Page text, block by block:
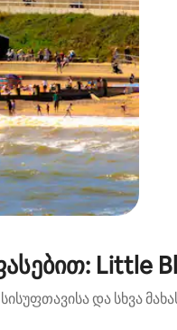
Little
და სხვა